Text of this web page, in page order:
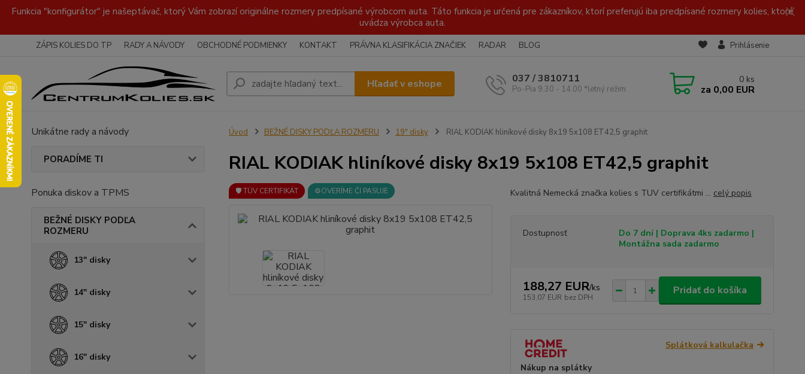
Funkcia "konfigurátor" je našeptávač, ktorý Vám zobrazí originálne rozmery predpísané výrobcom auta. Táto funkcia je určená pre zákazníkov, ktorí preferujú iba predpísané rozmery kolies, ktoré
uvádza výrobca auta.
ZÁPIS KOLIES DO TP RADY A NÁVODY OBCHODNÉ PODMIENKY KONTAKT PRÁVNA KLASIFIKÁCIA ZNAČIEK RADAR BLOG Prihlásenie
Hľadať v eshope 037 / 3810711
Po-Pia 9.30 - 14.00 *letný režim
0 ks
za 0,00 EUR
Unikátne rady a návody
PORADÍME TI
Ponuka diskov a TPMS
BEŽNÉ DISKY PODĽA
ROZMERU
13" disky
14" disky
15" disky
16" disky
Úvod BEŽNÉ DISKY PODĽA ROZMERU 19" disky RIAL KODIAK hliníkové disky 8x19 5x108 ET42,5 graphit
RIAL KODIAK hliníkové disky 8x19 5x108 ET42,5 graphit
🛡️ TÜV CERTIFIKÁT ⚙️OVERÍME ČI PASUJE Kvalitná Nemecká značka kolies s TUV certifikátmi ... celý popis
Dostupnosť
Do 7 dní | Doprava 4ks zadarmo |
Montážna sada zadarmo
188,27 EUR/ks
153,07 EUR bez DPH
Pridať do košíka
Splátková kalkulačka
Nákup na splátky